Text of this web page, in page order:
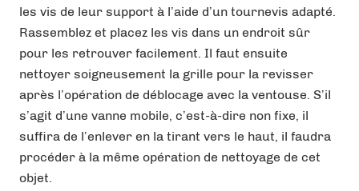
les vis de leur support à l’aide d’un tournevis adapté.
Rassemblez et placez les vis dans un endroit sûr
pour les retrouver facilement. Il faut ensuite
nettoyer soigneusement la grille pour la revisser
après l’opération de déblocage avec la ventouse. S’il
s’agit d’une vanne mobile, c’est-à-dire non fixe, il
suffira de l’enlever en la tirant vers le haut, il faudra
procéder à la même opération de nettoyage de cet
objet.